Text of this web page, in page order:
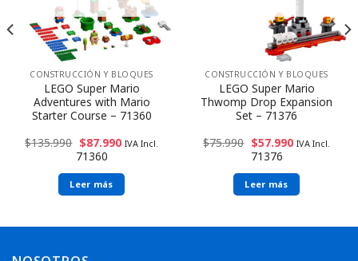
CONSTRUCCIÓN Y BLOQUES
LEGO Super Mario
Adventures with Mario
Starter Course – 71360
$135.990 $87.990 IVA Incl.
71360
Leer más
CONSTRUCCIÓN Y BLOQUES
LEGO Super Mario
Thwomp Drop Expansion
Set – 71376
$75.990 $57.990 IVA Incl.
71376
Leer más